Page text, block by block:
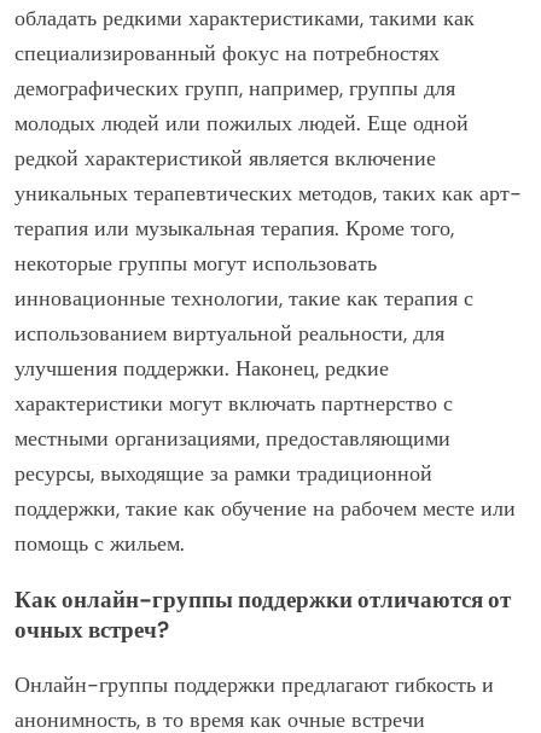
Какие редкие характеристики
могут иметь определенные группы
поддержки?
Группы поддержки для людей с депрессией могут
обладать редкими характеристиками, такими как
специализированный фокус на потребностях
молодых людей или пожилых людей. Еще одной
редкой характеристикой является включение
уникальных терапевтических методов, таких как арт-
терапия или музыкальная терапия. Кроме того,